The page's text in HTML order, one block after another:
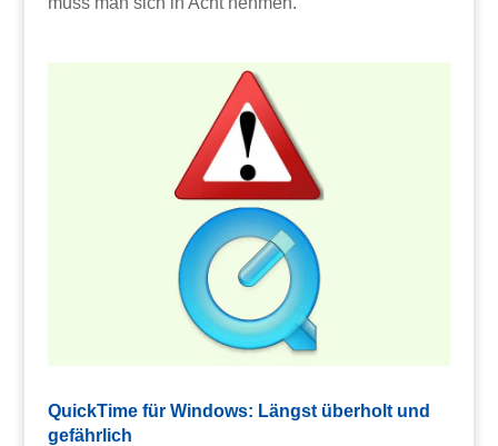
QuickTime für Windows: Längst überholt und
gefährlich